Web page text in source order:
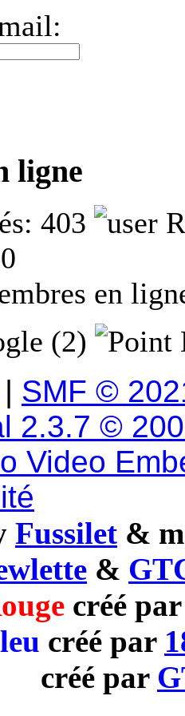
ligne
403
en
(2)
| SMF ©
2.3.7 ©
Video
Fussilet &
&
créé
créé par
créé par